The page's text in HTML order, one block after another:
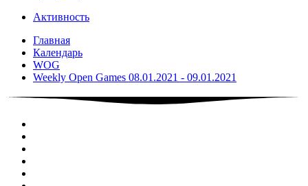
Активность
Главная
Календарь
WOG
Weekly Open Games 08.01.2021 - 09.01.2021